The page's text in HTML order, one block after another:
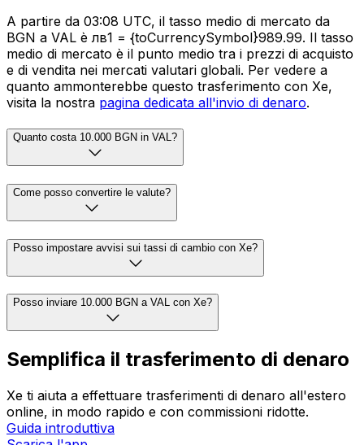
A partire da 03:08 UTC, il tasso medio di mercato da
BGN a VAL è лв1 = {toCurrencySymbol}989.99. Il tasso
medio di mercato è il punto medio tra i prezzi di acquisto
e di vendita nei mercati valutari globali. Per vedere a
quanto ammonterebbe questo trasferimento con Xe,
visita la nostra pagina dedicata all'invio di denaro.
Quanto costa 10.000 BGN in VAL?
Come posso convertire le valute?
Posso impostare avvisi sui tassi di cambio con Xe?
Posso inviare 10.000 BGN a VAL con Xe?
Semplifica il trasferimento di denaro
Xe ti aiuta a effettuare trasferimenti di denaro all'estero
online, in modo rapido e con commissioni ridotte.
Guida introduttiva